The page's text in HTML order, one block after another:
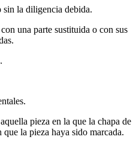
sin la diligencia debida.
una parte sustituida o con sus
pieza en la que la chapa de
la pieza haya sido marcada.